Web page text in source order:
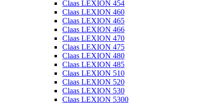
Claas LEXION 454
Claas LEXION 460
Claas LEXION 465
Claas LEXION 466
Claas LEXION 470
Claas LEXION 475
Claas LEXION 480
Claas LEXION 485
Claas LEXION 510
Claas LEXION 520
Claas LEXION 530
Claas LEXION 5300